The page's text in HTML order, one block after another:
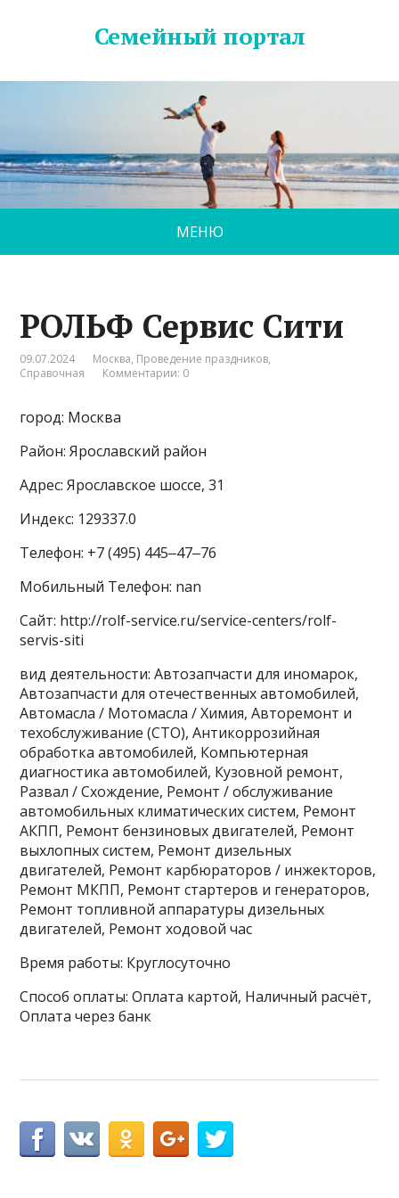
Семейный портал
МЕНЮ
РОЛЬФ Сервис Сити
09.07.2024 Москва, Проведение праздников,
Справочная
Комментарии: 0
город: Москва
Район: Ярославский район
Адрес: Ярославское шоссе, 31
Индекс: 129337.0
Телефон: +7 (495) 445‒47‒76
Мобильный Телефон: nan
Сайт: http://rolf-service.ru/service-centers/rolf-
servis-siti
вид деятельности: Автозапчасти для иномарок,
Автозапчасти для отечественных автомобилей,
Автомасла / Мотомасла / Химия, Авторемонт и
техобслуживание (СТО), Антикоррозийная
обработка автомобилей, Компьютерная
диагностика автомобилей, Кузовной ремонт,
Развал / Схождение, Ремонт / обслуживание
автомобильных климатических систем, Ремонт
АКПП, Ремонт бензиновых двигателей, Ремонт
выхлопных систем, Ремонт дизельных
двигателей, Ремонт карбюраторов / инжекторов,
Ремонт МКПП, Ремонт стартеров и генераторов,
Ремонт топливной аппаратуры дизельных
двигателей, Ремонт ходовой час
Время работы: Круглосуточно
Способ оплаты: Оплата картой, Наличный расчёт,
Оплата через банк